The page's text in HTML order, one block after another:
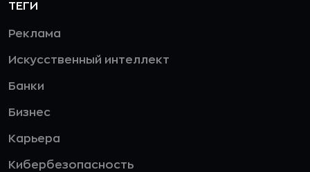
ТЕГИ
Реклама
Искусственный интеллект
Банки
Бизнес
Карьера
Кибербезопасность